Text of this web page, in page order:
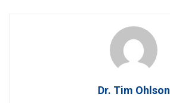
Dr. Tim Ohlson